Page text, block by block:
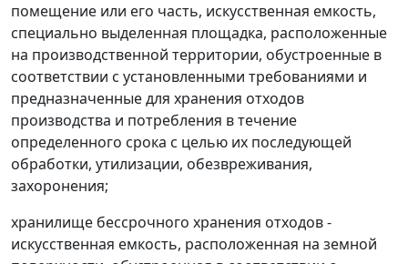
помещение или его часть, искусственная емкость,
специально выделенная площадка, расположенные
на производственной территории, обустроенные в
соответствии с установленными требованиями и
предназначенные для хранения отходов
производства и потребления в течение
определенного срока с целью их последующей
обработки, утилизации, обезвреживания,
захоронения;
хранилище бессрочного хранения отходов -
искусственная емкость, расположенная на земной